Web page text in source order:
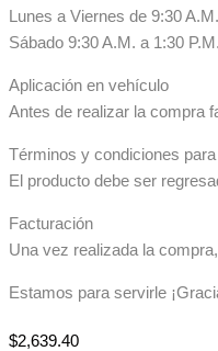
Lunes a Viernes de 9:30
Sábado 9:30 A.M. a 1:30 P.M.
Aplicación en vehículo
Antes de realizar la compra
Términos y condiciones
El producto debe ser
Facturación
Una vez realizada la
Estamos para servirle
$2,639.40